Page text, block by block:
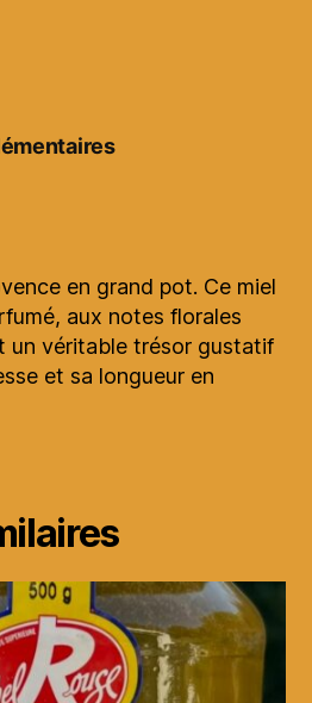
en grand pot. Ce miel
aux notes florales
un véritable trésor gustatif
et sa longueur en